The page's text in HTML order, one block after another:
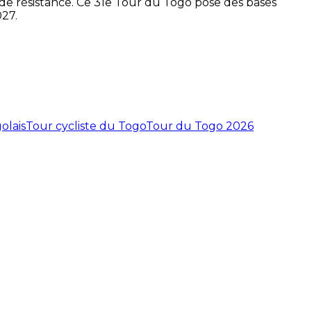
Tour cycliste du TogoTour du Togo 2026